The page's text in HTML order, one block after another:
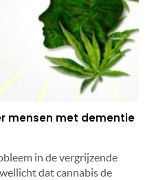
mensen met dementie
in de vergrijzende
dat cannabis de